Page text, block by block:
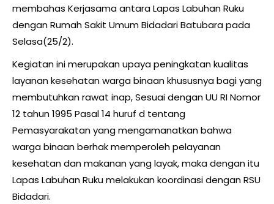
membahas Kerjasama antara Lapas Labuhan Ruku
dengan Rumah Sakit Umum Bidadari Batubara pada
Selasa(25/2).
Kegiatan ini merupakan upaya peningkatan kualitas
layanan kesehatan warga binaan khususnya bagi yang
membutuhkan rawat inap, Sesuai dengan UU RI Nomor
12 tahun 1995 Pasal 14 huruf d tentang
Pemasyarakatan yang mengamanatkan bahwa
warga binaan berhak memperoleh pelayanan
kesehatan dan makanan yang layak, maka dengan itu
Lapas Labuhan Ruku melakukan koordinasi dengan RSU
Bidadari.